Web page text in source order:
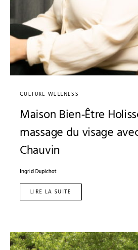
CULTURE WELLNESS
Maison Bien-Être
massage du visage
Chauvin
Ingrid Dupichot
LIRE LA SUITE